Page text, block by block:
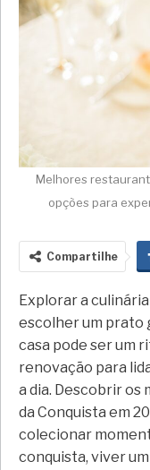
Melhores
opções para
Compartilhe
Explorar a
escolher um prato
casa pode ser um
renovação para
a dia. Descobrir
da Conquista em
colecionar
conquista, viver